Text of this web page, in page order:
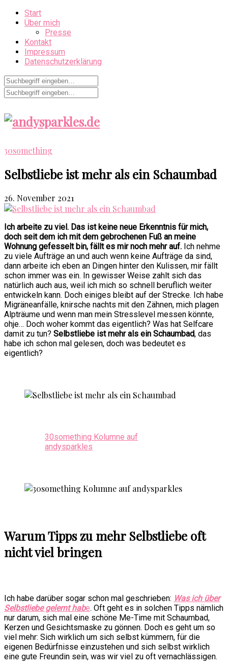
Start
Über mich
Presse
Kontakt
Impressum
Datenschutzerklärung
30something
Selbstliebe ist mehr als ein Schaumbad
26. November 2021
Ich arbeite zu viel. Das ist keine neue Erkenntnis für mich,
doch seit dem ich mit dem gebrochenen Fuß an meine
Wohnung gefesselt bin, fällt es mir noch mehr auf. Ich nehme
zu viele Aufträge an und auch wenn keine Aufträge da sind,
dann arbeite ich eben an Dingen hinter den Kulissen, mir fällt
schon immer was ein. In gewisser Weise zahlt sich das
natürlich auch aus, weil ich mich so schnell beruflich weiter
entwickeln kann. Doch einiges bleibt auf der Strecke. Ich habe
Migräneanfälle, knirsche nachts mit den Zähnen, mich plagen
Alpträume und wenn man mein Stresslevel messen könnte,
ohje… Doch woher kommt das eigentlich? Was hat Selfcare
damit zu tun? Selbstliebe ist mehr als ein Schaumbad, das
habe ich schon mal gelesen, doch was bedeutet es
eigentlich?
30something Kolumne auf
andysparkles
Warum Tipps zu mehr Selbstliebe oft
nicht viel bringen
Ich habe darüber sogar schon mal geschrieben: Was ich über
Selbstliebe gelernt habe. Oft geht es in solchen Tipps nämlich
nur darum, sich mal eine schöne Me-Time mit Schaumbad,
Kerzen und Gesichtsmaske zu gönnen. Doch es geht um so
viel mehr: Sich wirklich um sich selbst kümmern, für die
eigenen Bedürfnisse einzustehen und sich selbst wirklich
eine gute Freundin sein, was wir viel zu oft vernachlässigen.